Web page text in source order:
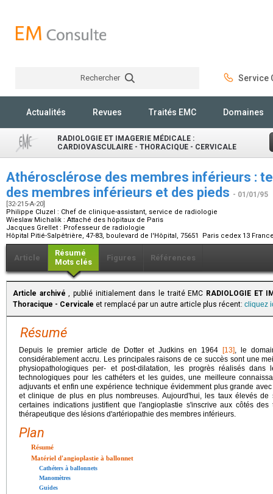
Rechercher Service
Actualités Revues Traités EMC Domaines
RADIOLOGIE ET IMAGERIE MÉDICALE :
CARDIOVASCULAIRE - THORACIQUE - CERVICALE
Athérosclérose des membres inférieurs :
des membres inférieurs et des pieds - 01/01/95
[32-215-A-20]
Philippe Cluzel : Chef de clinique-assistant, service de radiologie
Wieslaw Michalik : Attaché des hôpitaux de Paris
Jacques Grellet : Professeur de radiologie
Hôpital Pitié-Salpêtrière, 47-83, boulevard de l'Hôpital, 75651 Paris cedex 13
Article
Résumé
Mots clés
Figures Références
Article archivé , publié initialement dans le traité EMC RADIOLOGIE ET
Thoracique - Cervicale et remplacé par un autre article plus récent: cliquez
Résumé
Depuis le premier article de Dotter et Judkins en 1964 [13], le
considérablement accru. Les principales raisons de ce succès sont une
physiopathologiques per- et post-dilatation, les progrès réalisés
technologiques pour les cathéters et les guides, une meilleure
adjuvants et enfin une expérience technique évidemment plus grande
et clinique de plus en plus nombreuses. Aujourd'hui, les taux élevés
certaines indications justifient que l'angioplastie s'inscrive aux côtés
thérapeutique des lésions d'artériopathie des membres inférieurs.
Plan
Résumé
Matériel d'angioplastie à ballonnet
Cathéters à ballonnets
Manomètres
Guides